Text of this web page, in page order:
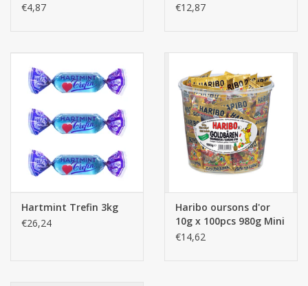
€4,87
€12,87
Hartmint Trefin 3kg
€26,24
Haribo oursons d'or
10g x 100pcs 980g Mini
Sachets
€14,62